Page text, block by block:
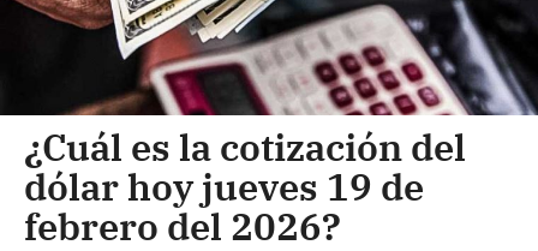
¿Cuál es la cotización del
dólar hoy jueves 19 de
febrero del 2026?